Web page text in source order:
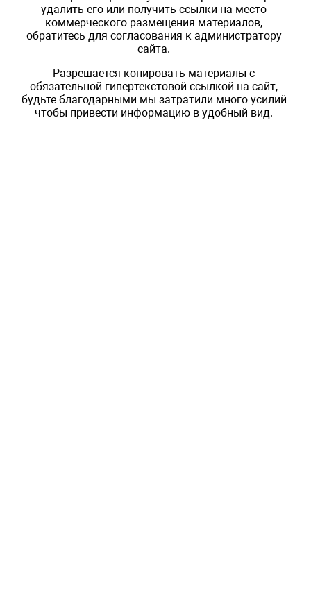
удалить его или получить ссылки на место
коммерческого размещения материалов,
обратитесь для согласования к администратору
сайта.
Разрешается копировать материалы с
обязательной гипертекстовой ссылкой на сайт,
будьте благодарными мы затратили много усилий
чтобы привести информацию в удобный вид.